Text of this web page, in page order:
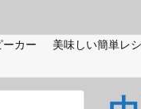
ーカー 美味しい簡単レ